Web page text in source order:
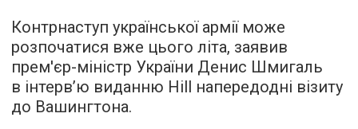
Контрнаступ української армії може
розпочатися вже цього літа, заявив
прем'єр-міністр України Денис Шмигаль
в інтерв’ю виданню Hill напередодні візиту
до Вашингтона.